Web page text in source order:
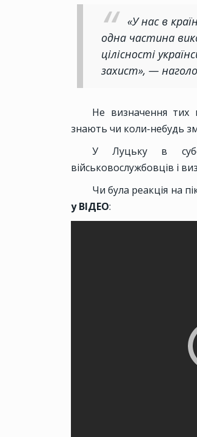
«У нас в
одна частина
цілісності
захист», —
Не визначення тих
знають чи коли-небудь
У Луцьку в
військовослужбовців і
Чи була реакція на
у ВІДЕО: